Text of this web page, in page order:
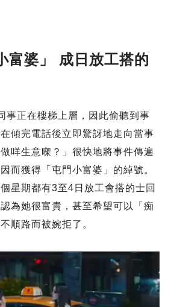
富婆」 成日放工搭的
事正在樓梯上層，因此偷聽到事
傾完電話後立即驚訝地走向當事
咩生意㗎？」很快地將事件傳遍
而獲得「屯門小富婆」的綽號。
星期都有3至4日放工會搭的士回
為她很富貴，甚至希望可以「痴
順路而被婉拒了。